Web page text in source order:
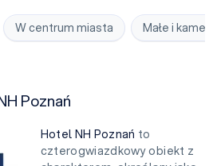
W centrum miasta Małe i
Poznań
Hotel NH Poznań to
czterogwiazdkowy obiekt z